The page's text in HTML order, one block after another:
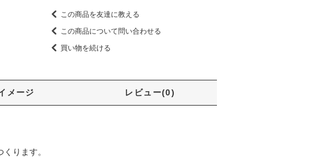
この商品を友達に教える
この商品について問い合わせる
買い物を続ける
メージ レビュー(0)
ります。